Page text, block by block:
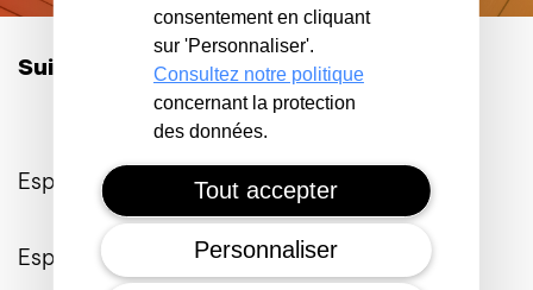
Suivez-nous sur les réseaux :
Espace Client
Espace Entreprises
consentement en cliquant
sur 'Personnaliser'.
Consultez notre politique
concernant la protection
des données.
Tout accepter
Personnaliser